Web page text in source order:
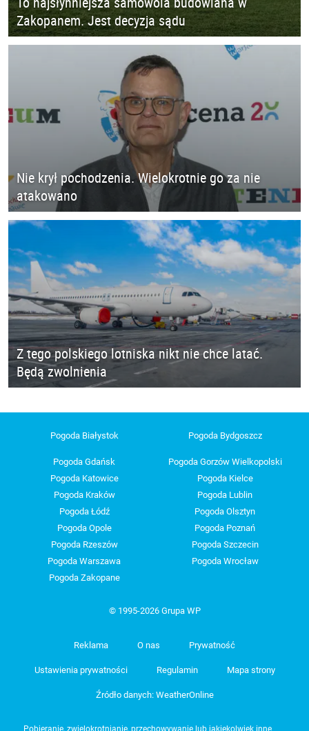
Zakopanem. Jest decyzja sądu
Nie krył pochodzenia. Wielokrotnie go za nie
atakowano
Z tego polskiego lotniska nikt nie chce latać.
Będą zwolnienia
Pogoda Białystok Pogoda Bydgoszcz
Pogoda Gdańsk
Pogoda Gorzów Wielkopolski
Pogoda Katowice
Pogoda Kielce
Pogoda Kraków
Pogoda Lublin
Pogoda Łódź
Pogoda Olsztyn
Pogoda Opole
Pogoda Poznań
Pogoda Rzeszów
Pogoda Szczecin
Pogoda Warszawa
Pogoda Wrocław
Pogoda Zakopane
© 1995-2026 Grupa WP
Reklama O nas Prywatność
Ustawienia prywatności Regulamin Mapa strony
Źródło danych: WeatherOnline
Pobieranie, zwielokrotnianie, przechowywanie lub jakiekolwiek inne